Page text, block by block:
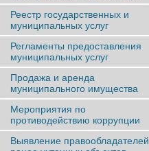
Реестр государственных и
муниципальных услуг
Регламенты предоставления
муниципальных услуг
Продажа и аренда
муниципального имущества
Мероприятия по
противодействию коррупции
Выявление правообладателей